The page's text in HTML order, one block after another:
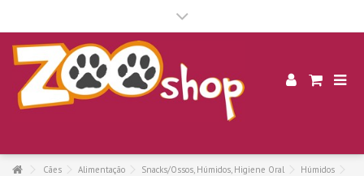
Cães Alimentação Snacks/Ossos, Húmidos, Higiene Oral
Húmidos